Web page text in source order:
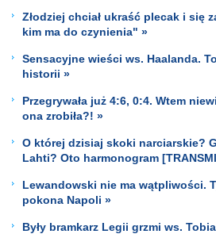
Złodziej chciał ukraść plecak i się
kim ma do czynienia" »
Sensacyjne wieści ws. Haalanda.
historii »
Przegrywała już 4:6, 0:4. Wtem
ona zrobiła?! »
O której dzisiaj skoki narciarskie?
Lahti? Oto harmonogram
Lewandowski nie ma wątpliwości.
pokona Napoli »
Były bramkarz Legii grzmi ws.